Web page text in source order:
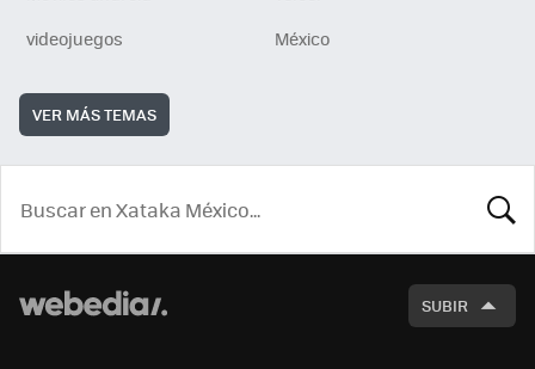
videojuegos
México
VER MÁS TEMAS
SUBIR